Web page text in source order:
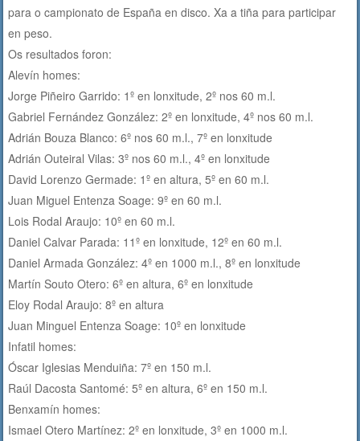
para o campionato de España en disco. Xa a tiña para participar
en peso.
Os resultados foron:
Alevín homes:
Jorge Piñeiro Garrido: 1º en lonxitude, 2º nos 60 m.l.
Gabriel Fernández González: 2º en lonxitude, 4º nos 60 m.l.
Adrián Bouza Blanco: 6º nos 60 m.l., 7º en lonxitude
Adrián Outeiral Vilas: 3º nos 60 m.l., 4º en lonxitude
David Lorenzo Germade: 1º en altura, 5º en 60 m.l.
Juan Miguel Entenza Soage: 9º en 60 m.l.
Lois Rodal Araujo: 10º en 60 m.l.
Daniel Calvar Parada: 11º en lonxitude, 12º en 60 m.l.
Daniel Armada González: 4º en 1000 m.l., 8º en lonxitude
Martín Souto Otero: 6º en altura, 6º en lonxitude
Eloy Rodal Araujo: 8º en altura
Juan Minguel Entenza Soage: 10º en lonxitude
Infatil homes:
Óscar Iglesias Menduiña: 7º en 150 m.l.
Raúl Dacosta Santomé: 5º en altura, 6º en 150 m.l.
Benxamín homes:
Ismael Otero Martínez: 2º en lonxitude, 3º en 1000 m.l.